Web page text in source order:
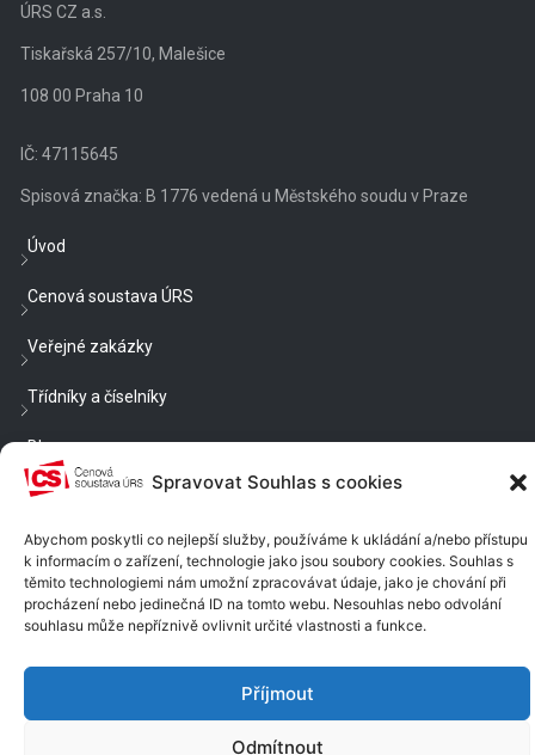
Spravovat Souhlas s cookies
Abychom poskytli co nejlepší služby, používáme k ukládání a/nebo přístupu
k informacím o zařízení, technologie jako jsou soubory cookies. Souhlas s
těmito technologiemi nám umožní zpracovávat údaje, jako je chování při
procházení nebo jedinečná ID na tomto webu. Nesouhlas nebo odvolání
souhlasu může nepříznivě ovlivnit určité vlastnosti a funkce.
Příjmout
Odmítnout
ÚRS CZ a.s.
Tiskařská 257/10, Malešice
108 00 Praha 10
IČ: 47115645
Spisová značka: B 1776 vedená u Městského soudu v Praze
Úvod
Cenová soustava ÚRS
Veřejné zakázky
Třídníky a číselníky
Blog
Cenové a technické podmínky
Nastavení cookies
Chcete být v obraze?
PŘIHLÁSIT SE K ODBĚRU